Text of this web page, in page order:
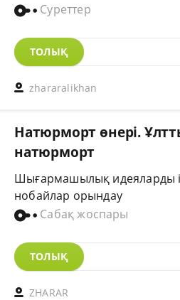
Суреттер
ТОЛЫҚ
zhararalikhan
Натюрморт өнері.
натюрморт
Шығармашылық идеяларды
нобайлар орындау
Сабақ жоспары
ТОЛЫҚ
ZHARAR